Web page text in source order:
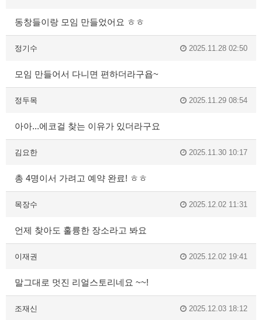
동창들이랑 모임 만들었어요 ㅎㅎ
정기수 2025.11.28 02:50
모임 만들어서 다니면 편하더라구욥~
정두목 2025.11.29 08:54
아아...에코걸 찾는 이유가 있더라구요
김요한 2025.11.30 10:17
총 4명이서 가려고 예약 완료! ㅎㅎ
목장수 2025.12.02 11:31
언제 찾아도 훌륭한 장소라고 봐요
이재권 2025.12.02 19:41
말그대로 멋진 리얼스토리네요 ~~!
조재신 2025.12.03 18:12